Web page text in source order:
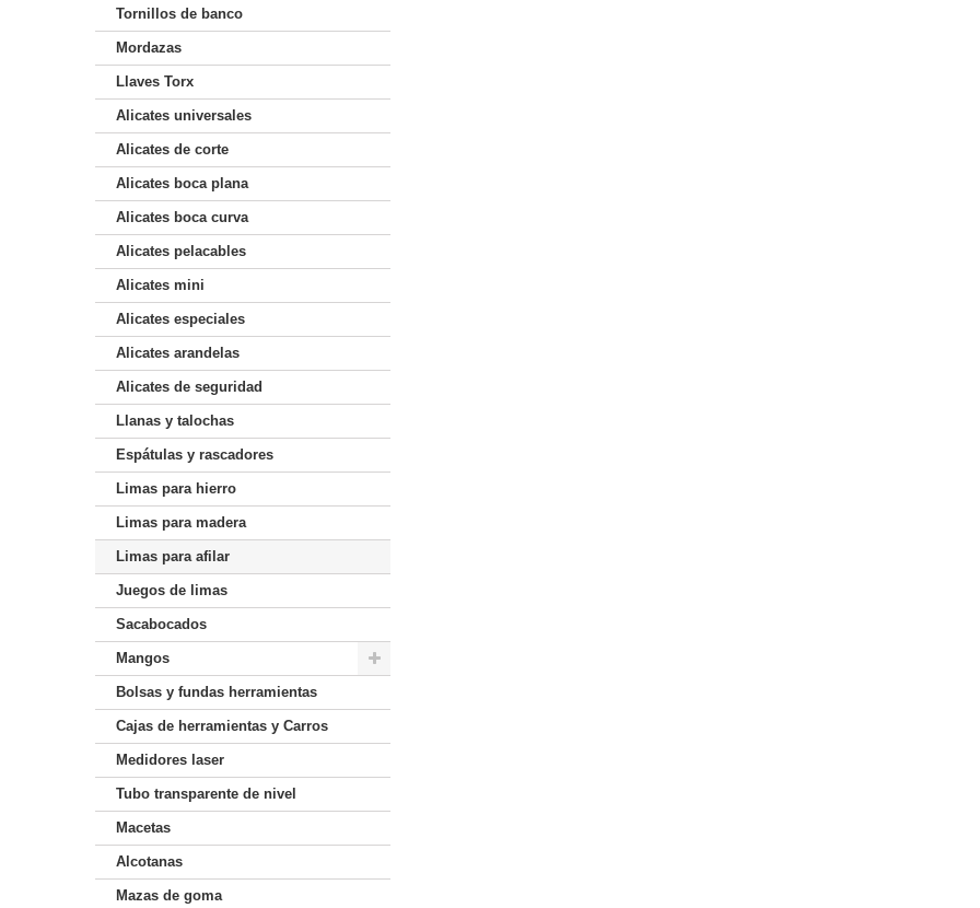
Tornillos de banco
Mordazas
Llaves Torx
Alicates universales
Alicates de corte
Alicates boca plana
Alicates boca curva
Alicates pelacables
Alicates mini
Alicates especiales
Alicates arandelas
Alicates de seguridad
Llanas y talochas
Espátulas y rascadores
Limas para hierro
Limas para madera
Limas para afilar
Juegos de limas
Sacabocados
Mangos
Bolsas y fundas herramientas
Cajas de herramientas y Carros
Medidores laser
Tubo transparente de nivel
Macetas
Alcotanas
Mazas de goma